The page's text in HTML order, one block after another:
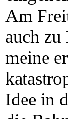
Am
auch
meine
Idee in